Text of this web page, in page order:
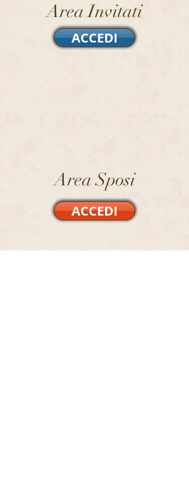
Area Invitati
ACCEDI
Area Sposi
ACCEDI